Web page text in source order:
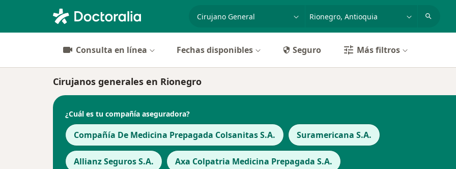
Consulta en línea Fechas disponibles Seguro Más filtros
Cirujanos generales en Rionegro
¿Cuál es tu compañía aseguradora?
Compañía De Medicina Prepagada Colsanitas S.A. Suramericana S.A.
Allianz Seguros S.A. Axa Colpatria Medicina Prepagada S.A.